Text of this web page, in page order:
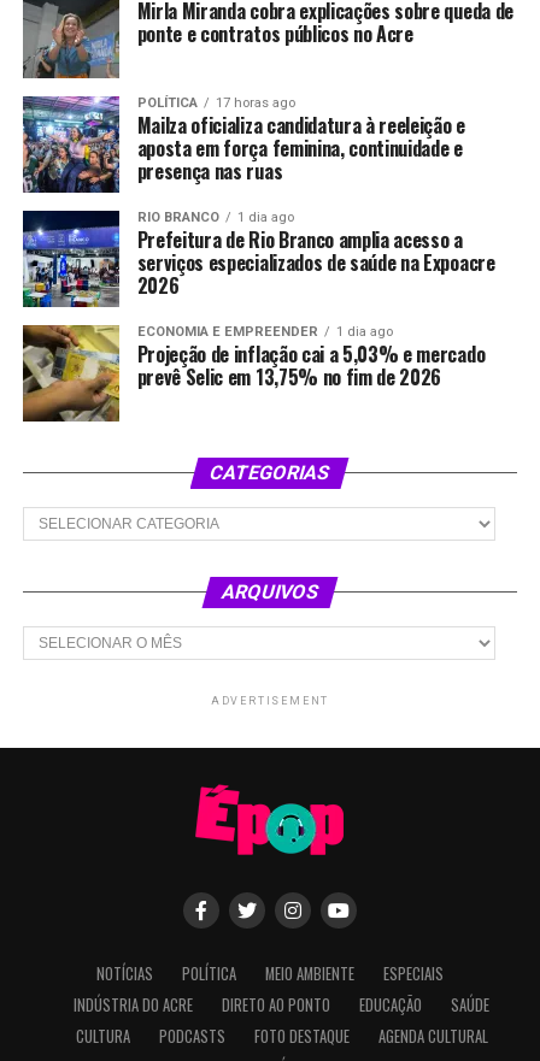
Mirla Miranda cobra explicações sobre queda de
ponte e contratos públicos no Acre
POLÍTICA 17 horas ago
Mailza oficializa candidatura à reeleição e
aposta em força feminina, continuidade e
presença nas ruas
RIO BRANCO 1 dia ago
Prefeitura de Rio Branco amplia acesso a
serviços especializados de saúde na Expoacre
2026
ECONOMIA E EMPREENDER 1 dia ago
Projeção de inflação cai a 5,03% e mercado
prevê Selic em 13,75% no fim de 2026
CATEGORIAS
Categorias
ARQUIVOS
Arquivos
ADVERTISEMENT
NOTÍCIAS POLÍTICA MEIO AMBIENTE
ESPECIAIS
INDÚSTRIA DO ACRE
DIRETO AO PONTO EDUCAÇÃO
SAÚDE
CULTURA
PODCASTS FOTO DESTAQUE
AGENDA CULTURAL